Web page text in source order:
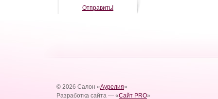
Отправить!
© 2026 Салон «Аурелия»
Разработка сайта — «Сайт PRO»